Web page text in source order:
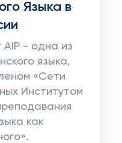
Языка в
AIP - одна из
языка,
«Сети
Институтом
как